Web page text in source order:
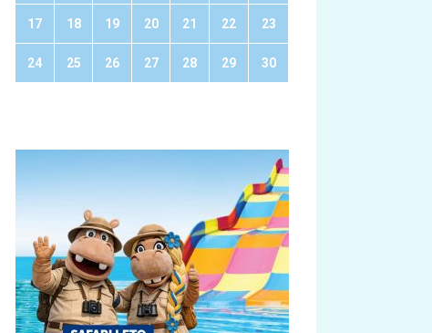
17 18 19 20 21 22 23
24 25 26 27 28 29 30